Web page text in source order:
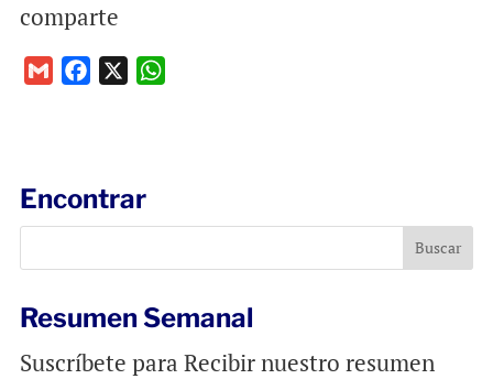
comparte
o
k
p
Encontrar
Resumen Semanal
Suscríbete para Recibir nuestro resumen